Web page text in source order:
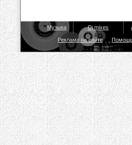
Музыка Dj mixes
Реклама на сайте